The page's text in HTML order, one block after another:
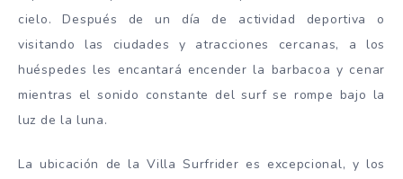
cielo. Después de un día de actividad deportiva o
visitando las ciudades y atracciones cercanas, a los
huéspedes les encantará encender la barbacoa y cenar
mientras el sonido constante del surf se rompe bajo la
luz de la luna.
La ubicación de la Villa Surfrider es excepcional, y los